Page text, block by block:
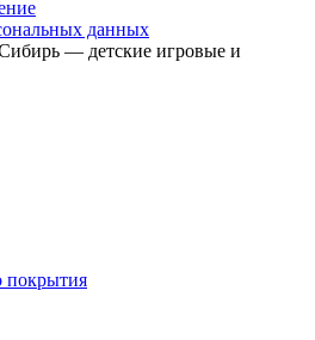
данных
— детские игровые и
покрытия